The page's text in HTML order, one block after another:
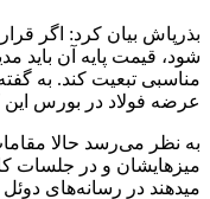
بذرپاش بیان کرد: اگر
شود، قیمت پایه آن باید
مناسبی تبعیت کند. به
عرضه فولاد در بورس این کالا ۴۰ درصد گران‌تر
به نظر می‌رسد حالا
میزهایشان و در جلسات
میدهند در رسانه‌های دوئل